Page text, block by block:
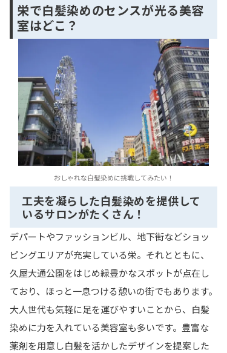
栄で白髪染めのセンスが光る美容
室はどこ？
おしゃれな白髪染めに挑戦してみたい！
工夫を凝らした白髪染めを提供して
いるサロンがたくさん！
デパートやファッションビル、地下街などショッ
ピングエリアが充実している栄。それとともに、
久屋大通公園をはじめ緑豊かなスポットが点在し
ており、ほっと一息つける憩いの街でもあります。
大人世代も気軽に足を運びやすいことから、白髪
染めに力を入れている美容室も多いです。豊富な
薬剤を用意し白髪を活かしたデザインを提案した